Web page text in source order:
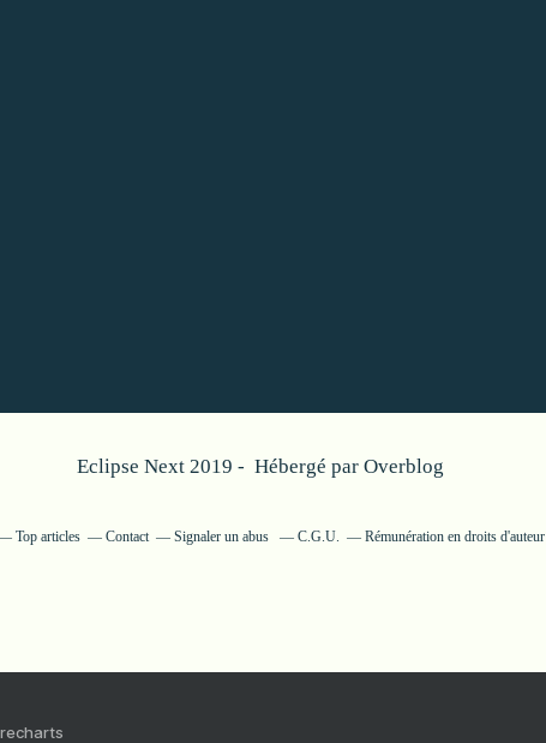
Eclipse Next 2019 - Hébergé par Overblog
Top articles Contact Signaler un abus C.G.U. Rémunération en droits d'auteur